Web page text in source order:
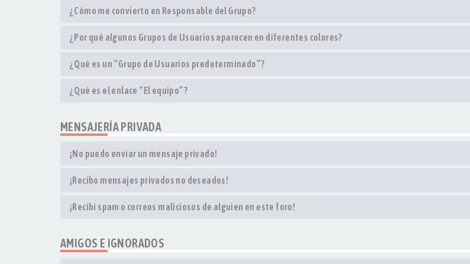
¿Cómo me convierto en Responsable del Grupo?
¿Por qué algunos Grupos de Usuarios aparecen en diferentes colores?
¿Qué es un “Grupo de Usuarios predeterminado”?
¿Qué es el enlace “El equipo”?
MENSAJERÍA PRIVADA
¡No puedo enviar un mensaje privado!
¡Recibo mensajes privados no deseados!
¡Recibí spam o correos maliciosos de alguien en este foro!
AMIGOS E IGNORADOS